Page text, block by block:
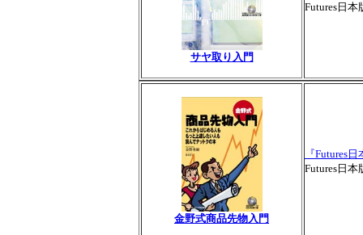
サヤ取り入門
Futures日
金野式商品先物入門
『Futures
Futures日